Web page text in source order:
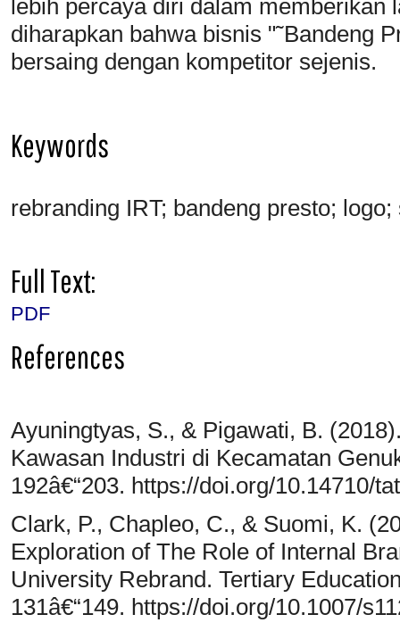
lebih percaya diri dalam memberikan
diharapkan bahwa bisnis "˜Bandeng
bersaing dengan kompetitor sejenis.
Keywords
rebranding IRT; bandeng presto;
Full Text:
PDF
References
Ayuningtyas, S., & Pigawati, B.
Kawasan Industri di Kecamatan
192â€“203. https://doi.org/10.14710/
Clark, P., Chapleo, C., & Suomi, K.
Exploration of The Role of Internal
University Rebrand. Tertiary
131â€“149. https://doi.org/10.1007/